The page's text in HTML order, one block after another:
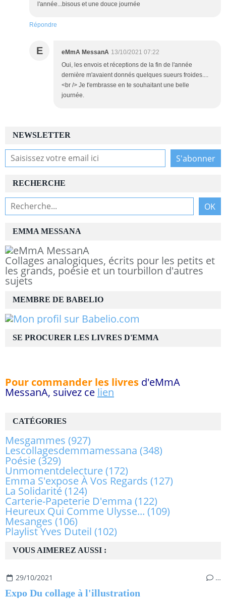
l'année...bisous et une douce journée
Répondre
E eMmA MessanA 13/10/2021 07:22
Oui, les envois et réceptions de la fin de l'année
dernière m'avaient donnés quelques sueurs froides....
<br /> Je t'embrasse en te souhaitant une belle
journée.
NEWSLETTER
RECHERCHE
EMMA MESSANA
Collages analogiques, écrits pour les petits et
les grands, poésie et un tourbillon d'autres
sujets
VOUS AIMEREZ AUSSI :
29/10/2021 …
Expo Du collage à l'illustration
CATÉGORIES
Mesgammes (927)
Lescollagesdemmamessana (348)
Poésie(329)
Unmomentdelecture(172)
Emma S'expose À Vos Regards (127)
La Solidarité(124)
Carterie-Papeterie D'emma (122)
Heureux Qui Comme Ulysse... (109)
Mesanges (106)
Playlist Yves Duteil (102)
MEMBRE DE BABELIO
SE PROCURER LES LIVRES D'EMMA
Pour commander les livres d'eMmA
MessanA, suivez ce lien